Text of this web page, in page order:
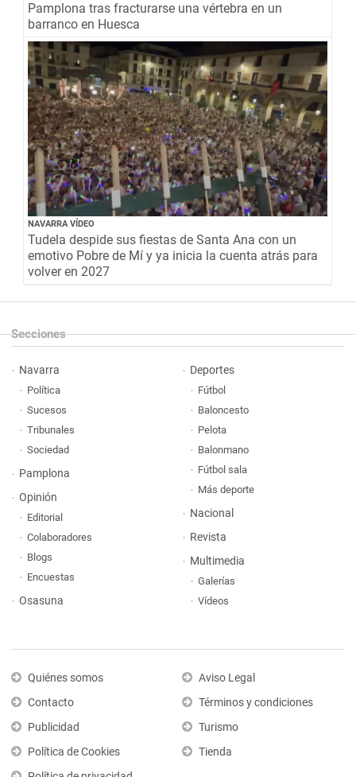
Pamplona tras fracturarse una vértebra en un
barranco en Huesca
NAVARRA VÍDEO
Tudela despide sus fiestas de Santa Ana con un
emotivo Pobre de Mí y ya inicia la cuenta atrás para
volver en 2027
Secciones
Navarra
Política
Sucesos
Tribunales
Sociedad
Pamplona
Opinión
Editorial
Colaboradores
Blogs
Encuestas
Osasuna
Deportes
Fútbol
Baloncesto
Pelota
Balonmano
Fútbol sala
Más deporte
Nacional
Revista
Multimedia
Galerías
Vídeos
Quiénes somos
Contacto
Publicidad
Política de Cookies
Aviso Legal
Términos y condiciones
Turismo
Tienda